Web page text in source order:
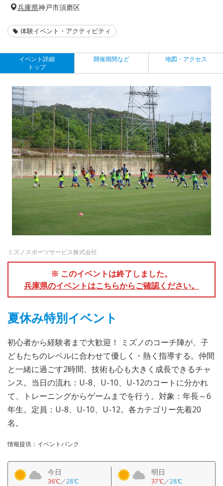
兵庫県神戸市須磨区
体験イベント・アクティビティ
イベント詳細
トップ
開催期間など 地図・アクセス
ミズノスポーツサービス株式会社
※ このイベントは終了しました。
兵庫県のイベントはこちらからご確認ください。
夏休み特別イベント
初心者から経験者まで大歓迎！ ミズノのコーチ陣が、子
どもたちのレベルに合わせて優しく・熱く指導する。仲間
と一緒に過ごす2時間、技術も心も大きく成長できるチャ
ンス。当日の流れ：U-8、U-10、U-12のコートに分かれ
て、トレーニングからゲームまでを行う。対象：年長～6
年生。定員：U-8、U-10、U-12。各カテゴリー先着20
名。
情報提供：イベントバンク
今日
36℃／28℃
明日
37℃／28℃